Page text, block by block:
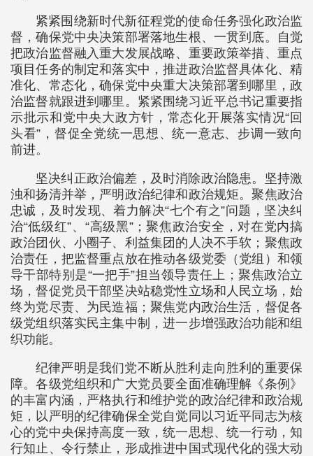
紧紧围绕新时代新征程党的使命任务强化政治监
督，确保党中央决策部署落地生根、一贯到底。自觉
把政治监督融入重大发展战略、重要政策举措、重点
项目任务的制定和落实中，推进政治监督具体化、精
准化、常态化，确保党中央重大决策部署到哪里，政
治监督就跟进到哪里。紧紧围绕习近平总书记重要指
示批示和党中央大政方针，常态化开展落实情况“回
头看”，督促全党统一思想、统一意志、步调一致向
前进。
坚决纠正政治偏差，及时消除政治隐患。坚持激
浊和扬清并举，严明政治纪律和政治规矩。聚焦政治
忠诚，及时发现、着力解决“七个有之”问题，坚决纠
治“低级红”、“高级黑”；聚焦政治安全，对在党内搞
政治团伙、小圈子、利益集团的人决不手软；聚焦政
治责任，把监督重点放在推动各级党委（党组）和领
导干部特别是“一把手”担当领导责任上；聚焦政治立
场，督促党员干部坚决站稳党性立场和人民立场，始
终为党尽责、为民造福；聚焦党内政治生活，督促各
级党组织落实民主集中制，进一步增强政治功能和组
织功能。
纪律严明是我们党不断从胜利走向胜利的重要保
障。各级党组织和广大党员要全面准确理解《条例》
的丰富内涵，严格执行和维护党的政治纪律和政治规
矩，以严明的纪律确保全党自觉同以习近平同志为核
心的党中央保持高度一致，统一思想、统一行动，知
行知止、令行禁止，形成推进中国式现代化的强大动